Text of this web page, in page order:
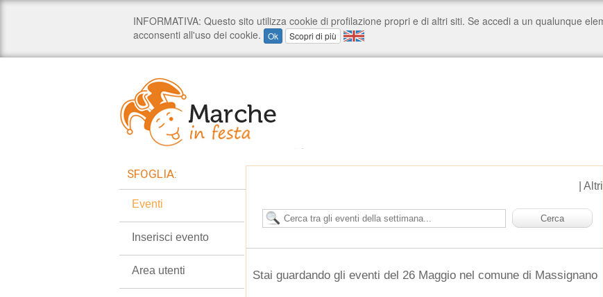
Altri
Stai guardando gli eventi del 26 Maggio nel comune di Massignano
SFOGLIA:
Eventi
Inserisci evento
Area utenti